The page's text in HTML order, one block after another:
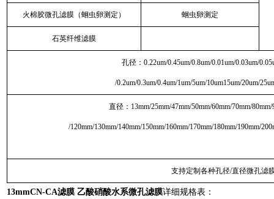
火棉胶微孔滤膜（蛔虫卵测定） 蛔虫卵测定
石英纤维滤膜
孔径：0.22um/0.45um/0.8um/0.01um/0.03um/
/0.2um/0.3um/0.4um/1um/5um/10um15um/20um/
直径：13mm/25mm/47mm/50mm/60mm/70mm/
/120mm/130mm/140mm/150mm/160mm/170mm/180mm/190mm/
支持定制各种孔径/直径微孔滤
13mmCN-CA滤膜 乙酸硝酸水系微孔滤膜详细规格表：